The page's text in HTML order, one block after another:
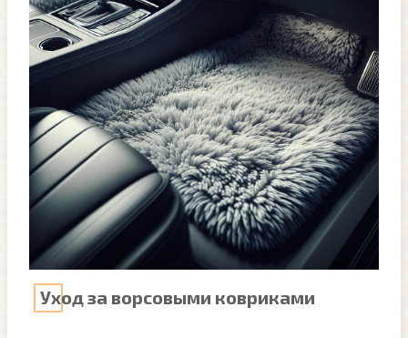
Уход за ворсовыми ковриками